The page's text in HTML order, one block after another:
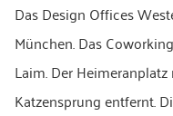
Das Design Offices
München. Das
Laim. Der
Katzensprung entfernt.